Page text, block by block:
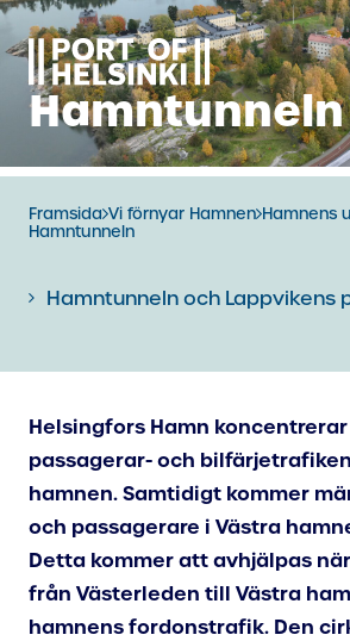
Hoppa
till
innehåll
Hamntunneln
Framsida Vi förnyar Hamnen Hamnens
Hamntunneln
Hamntunneln och Lappvikens
Helsingfors Hamn
passagerar- och
hamnen. Samtidigt kommer
och passagerare i Västra
Detta kommer att avhjälpas
från Västerleden till Västra
hamnens fordonstrafik. Den